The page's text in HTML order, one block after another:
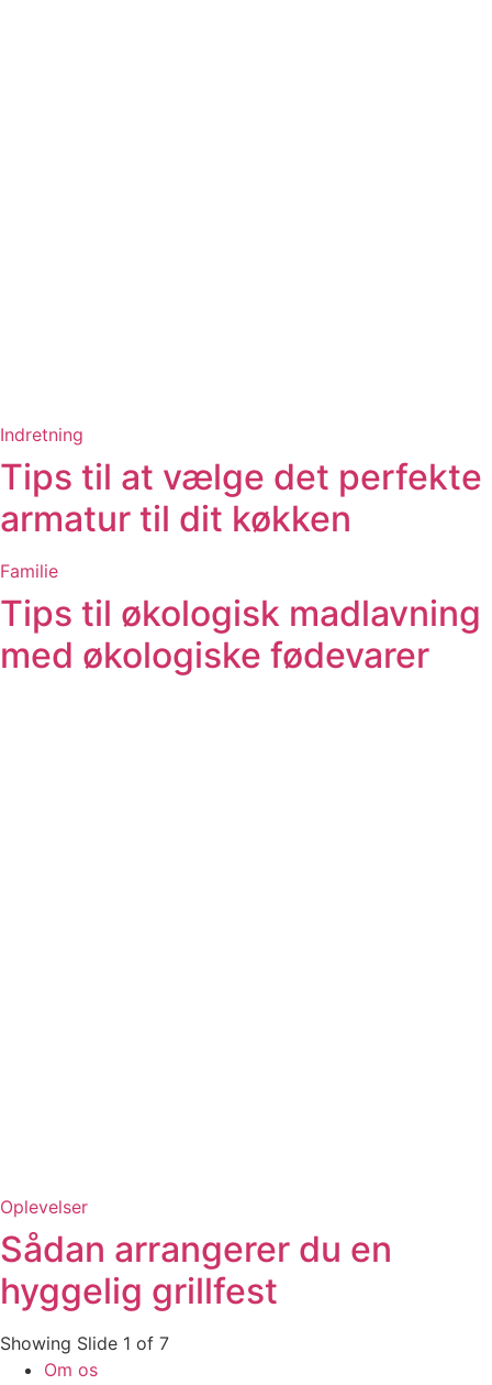
Indretning
Tips til at vælge det perfekte
armatur til dit køkken
Familie
Tips til økologisk madlavning
med økologiske fødevarer
Oplevelser
Sådan arrangerer du en
hyggelig grillfest
Showing Slide 1 of 7
Om os